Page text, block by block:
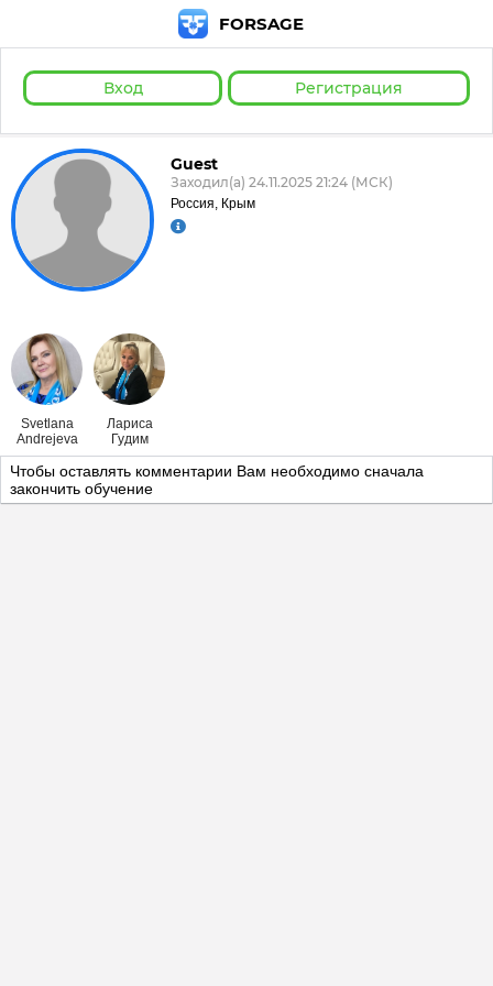
FORSAGE
Вход Регистрация
Guest
Заходил(а) 24.11.2025 21:24 (МСК)
Россия, Крым
Svetlana
Andrejeva
Лариса
Гудим
Чтобы оставлять комментарии Вам необходимо сначала
закончить обучение